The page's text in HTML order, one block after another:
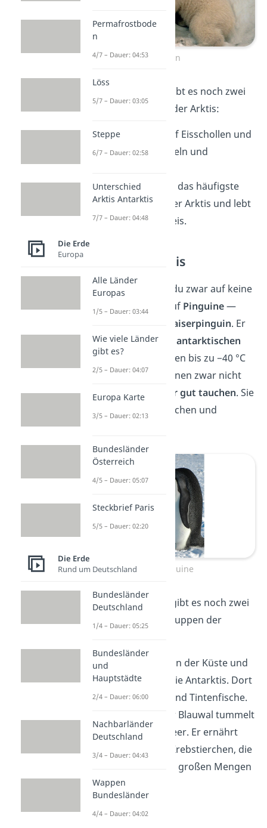
Eisbären
Neben dem Eisbären gibt es noch zwei
weitere typische Tiere der Arktis:
Walross:
Es ruht auf Eisschollen und
taucht nach Muscheln und
Ringelrobbe:
Sie ist das häufigste
Meeressäugetier der Arktis und lebt
ebenfalls am Meereis.
Tiere der Antarktis
In der Antarktis triffst du zwar auf keine
Eisbären, aber dafür auf Pinguine—
Kaiserpinguin. Er
brütet sogar mitten imantarktischen
Winter, wenn es draußen bis zu −40 °C
kalt wird. Pinguine können zwar nicht
fliegen, dafür aber
sehr gut tauchen. Sie
jagen im Meer nach Fischen und
Tintenfischen.
Kaiserpinguine
Neben den Pinguinen gibt es noch zwei
weitere typische Tiergruppen der
Robben:
Sie leben an der Küste und
im Meer rund um die Antarktis. Dort
fressen sie Fische und Tintenfische.
Vor allem der Blauwal tummelt
sich im Südpolarmeer. Er ernährt
sich von winzigen Krebstierchen, die
im kalten Wasser in großen Mengen
vorkommen.
Permafrostbode
n
4/7 – Dauer: 04:53
Löss
5/7 – Dauer: 03:05
Steppe
6/7 – Dauer: 02:58
Unterschied
Arktis Antarktis
7/7 – Dauer: 04:48
Die Erde
Europa
Alle Länder
Europas
1/5 – Dauer: 03:44
Wie viele Länder
gibt es?
2/5 – Dauer: 04:07
Europa Karte
3/5 – Dauer: 02:13
Bundesländer
Österreich
4/5 – Dauer: 05:07
Steckbrief Paris
5/5 – Dauer: 02:20
Die Erde
Rund um Deutschland
Bundesländer
Deutschland
1/4 – Dauer: 05:25
Bundesländer
und
Hauptstädte
2/4 – Dauer: 06:00
Nachbarländer
Deutschland
3/4 – Dauer: 04:43
Wappen
Bundesländer
4/4 – Dauer: 04:02